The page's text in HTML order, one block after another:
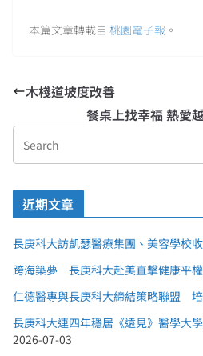
本篇文章轉載自 桃園電子報 。
木棧道坡度改善
餐桌上找幸福 熱愛
近期文章
長庚科大訪凱瑟醫療集團、美容學校
跨海築夢 長庚科大赴美直擊健康平
仁德醫專與長庚科大締結策略聯盟
長庚科大連四年穩居《遠見》醫學大
2026-07-03